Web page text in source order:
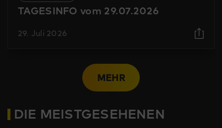
TAGESINFO vom 29.07.2026
29. Juli 2026
MEHR
DIE MEISTGESEHENEN